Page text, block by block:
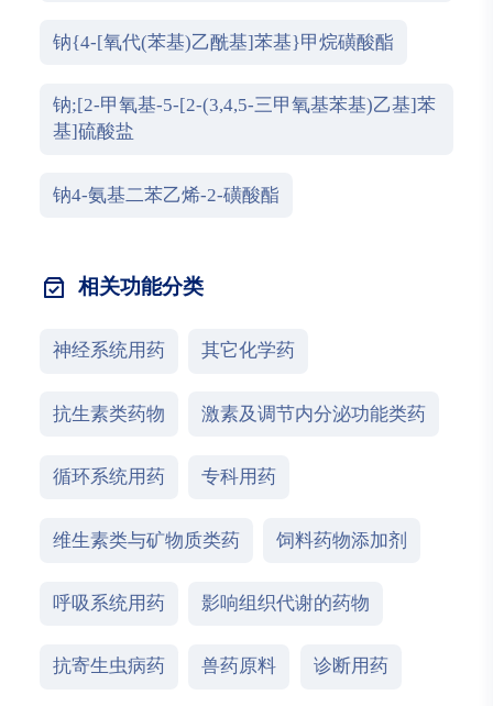
钠{4-[氧代(苯基)乙酰基]苯基}甲烷磺酸酯
钠;[2-甲氧基-5-[2-(3,4,5-三甲氧基苯基)乙基]苯
基]硫酸盐
钠4-氨基二苯乙烯-2-磺酸酯
相关功能分类
神经系统用药 其它化学药
抗生素类药物 激素及调节内分泌功能类药
循环系统用药 专科用药
维生素类与矿物质类药 饲料药物添加剂
呼吸系统用药 影响组织代谢的药物
抗寄生虫病药 兽药原料 诊断用药